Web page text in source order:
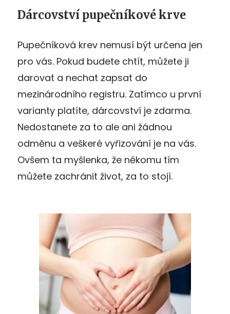
Dárcovství pupečníkové krve
Pupečníková krev nemusí být určena jen
pro vás. Pokud budete chtít, můžete ji
darovat a nechat zapsat do
mezinárodního registru. Zatímco u první
varianty platíte, dárcovství je zdarma.
Nedostanete za to ale ani žádnou
odměnu a veškeré vyřizování je na vás.
Ovšem ta myšlenka, že někomu tím
můžete zachránit život, za to stojí.